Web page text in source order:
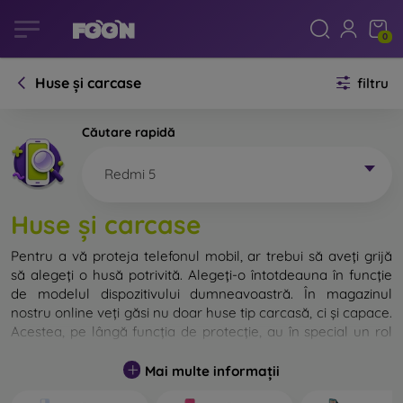
0
Huse și carcase filtru
Căutare rapidă
Redmi 5
Huse și carcase
Pentru a vă proteja telefonul mobil, ar trebui să aveți grijă
să alegeți o husă potrivită. Alegeți-o întotdeauna în funcție
de modelul dispozitivului dumneavoastră. În magazinul
nostru online veți găsi nu doar huse tip carcasă, ci și capace.
Acestea, pe lângă funcția de protecție, au în special un rol
Capacul pentru telefon poate fi numit și capac posterior.
Mai multe informații